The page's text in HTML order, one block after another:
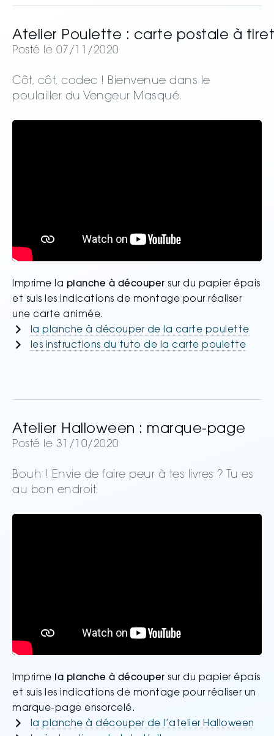
Atelier Poulette : carte postale à
Posté le 07/11/2020
Côt, côt, codec ! Bienvenue dans le
poulailler du Vengeur Masqué.
Imprime la planche à découper sur du papier épais
et suis les indications de montage pour réaliser
une carte animée.
la planche à découper de la carte poulette
les instructions du tuto de la carte poulette
Atelier Halloween : marque-page
Posté le 31/10/2020
Bouh ! Envie de faire peur à tes livres ? Tu es
au bon endroit.
Imprime la planche à découper sur du papier épais
et suis les indications de montage pour réaliser un
marque-page ensorcelé.
la planche à découper de l’atelier Halloween